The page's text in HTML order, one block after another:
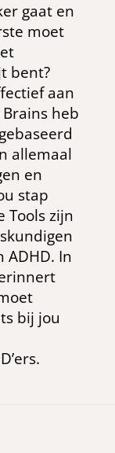
gaat en
moet
bent?
aan
heb
allemaal
en
stap
Tools zijn
ADHD. In
bij jou